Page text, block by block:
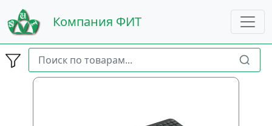
Компания ФИТ